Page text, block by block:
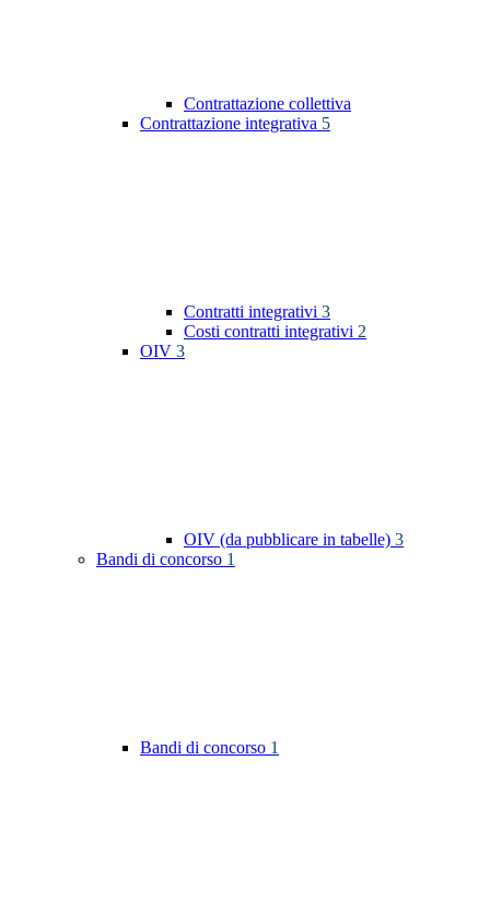
Contrattazione collettiva
Contrattazione integrativa 5
Contratti integrativi 3
Costi contratti integrativi 2
OIV 3
OIV (da pubblicare in tabelle) 3
Bandi di concorso 1
Bandi di concorso 1